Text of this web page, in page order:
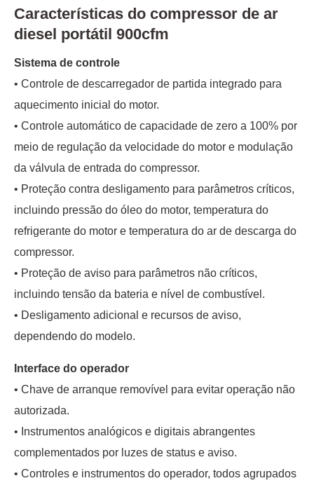
Características do compressor de ar
diesel portátil 900cfm
Sistema de controle
• Controle de descarregador de partida integrado para
aquecimento inicial do motor.
• Controle automático de capacidade de zero a 100% por
meio de regulação da velocidade do motor e modulação
da válvula de entrada do compressor.
• Proteção contra desligamento para parâmetros críticos,
incluindo pressão do óleo do motor, temperatura do
refrigerante do motor e temperatura do ar de descarga do
compressor.
• Proteção de aviso para parâmetros não críticos,
incluindo tensão da bateria e nível de combustível.
• Desligamento adicional e recursos de aviso,
dependendo do modelo.
Interface do operador
• Chave de arranque removível para evitar operação não
autorizada.
• Instrumentos analógicos e digitais abrangentes
complementados por luzes de status e aviso.
• Controles e instrumentos do operador, todos agrupados